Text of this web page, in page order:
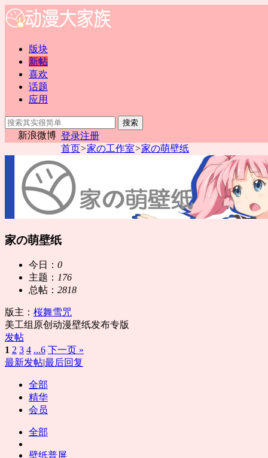
版块
新帖
喜欢
话题
应用
搜索
新浪微博 登录注册
首页>家の工作室>家の萌壁纸
家の萌壁纸
今日： 0
主题： 176
总帖： 2818
版主： 桜舞雪咒
美工组原创动漫壁纸发布专版
发帖
1 2 3 4 ...6 下一页 »
最新发帖|最后回复
全部
精华
会员
全部
壁纸普屏